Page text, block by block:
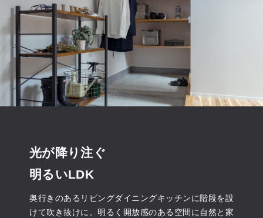
光が降り注ぐ
明るいLDK
奥行きのあるリビングダイニングキッチンに階段を設
けて吹き抜けに。明るく開放感のある空間に自然と家